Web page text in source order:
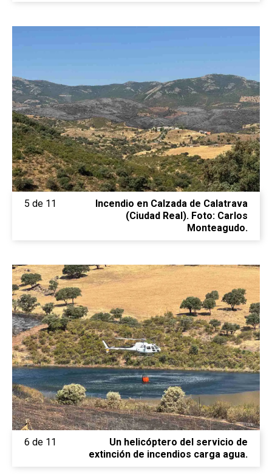
5 de 11
Incendio en Calzada de Calatrava
(Ciudad Real). Foto: Carlos
Monteagudo.
6 de 11
Un helicóptero del servicio de
extinción de incendios carga agua.